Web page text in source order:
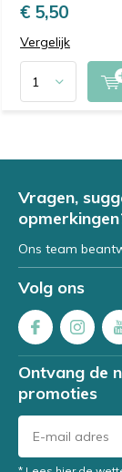
€ 5,50
Vergelijk
Vragen,
Ons team
Volg ons
Ontvang de
promoties